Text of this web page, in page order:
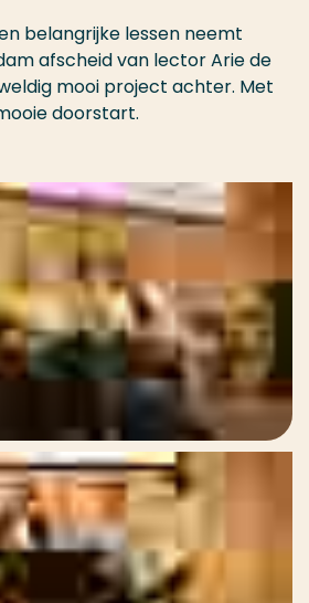
belangrijke lessen neemt
afscheid van lector Arie de
mooi project achter. Met
doorstart.